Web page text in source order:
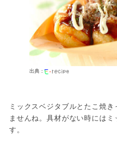
出典：
ミックスベジタブルとたこ焼
ませんね。具材がない時には
す。